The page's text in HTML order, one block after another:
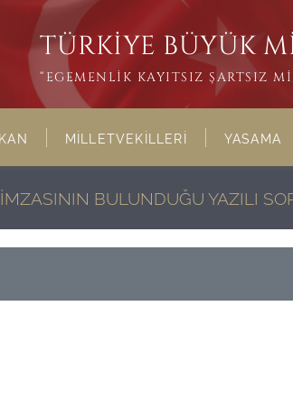
TÜRKİYE BÜYÜK
“EGEMENLİK KAYITSIZ ŞARTSIZ
MİLLETVEKİLLERİ YASAMA
BULUNDUĞU YAZILI